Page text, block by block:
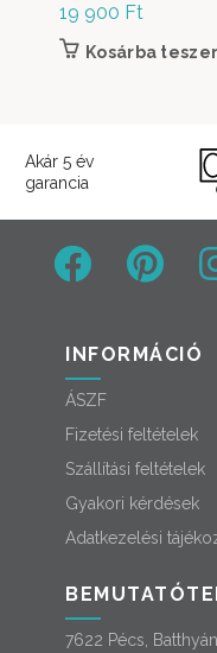
19 900 Ft
Kosárba
Akár 5 év
garancia
INFORMÁCIÓ
ÁSZF
Fizetési feltételek
Szállítási feltételek
Gyakori kérdések
Adatkezelési
7622 Pécs,